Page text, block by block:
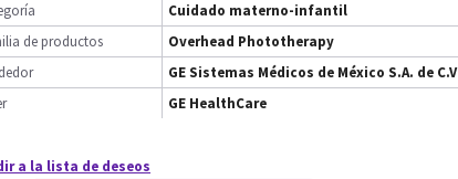
Cuidado materno-infantil
de productos
Overhead Phototherapy
GE Sistemas Médicos de México S.A. de C.V
GE HealthCare
a la lista de deseos